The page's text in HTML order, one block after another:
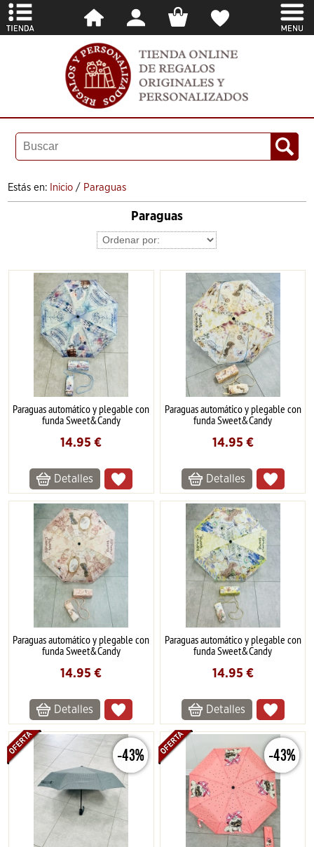
Estás en: Inicio / Paraguas
Paraguas
Paraguas automático y plegable con
funda Sweet&Candy
14.95 €
Detalles
Paraguas automático y plegable con
funda Sweet&Candy
14.95 €
Detalles
Paraguas automático y plegable con
funda Sweet&Candy
14.95 €
Detalles
Paraguas automático y plegable con
funda Sweet&Candy
14.95 €
Detalles
-43% -43%